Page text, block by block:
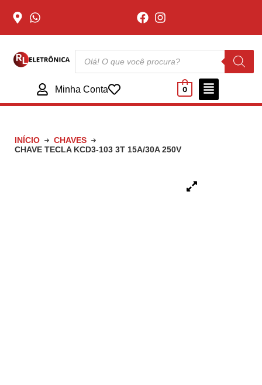
Minha Conta 0
INÍCIO
CHAVES
CHAVE TECLA KCD3-103 3T 15A/30A 250V